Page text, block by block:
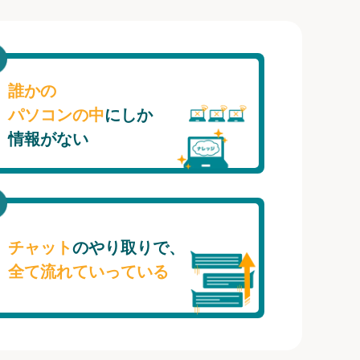
誰かの
パソコンの中にしか
情報がない
チャットのやり取りで、
全て流れていっている